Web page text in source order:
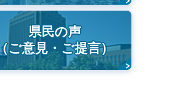
県民の声
（ご意見・ご提言）